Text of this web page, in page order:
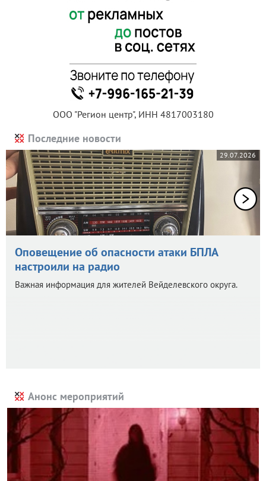
ООО "Регион центр", ИНН 4817003180
Последние новости
29.07.2026
Оповещение об опасности атаки БПЛА
настроили на радио
Важная информация для жителей Вейделевского округа.
Анонс мероприятий